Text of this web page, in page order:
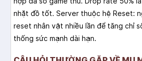
nhặt đồ tốt. Server thuộc hệ Reset:
reset nhân vật nhiều lần để tăng chỉ
thống sức mạnh dài hạn.